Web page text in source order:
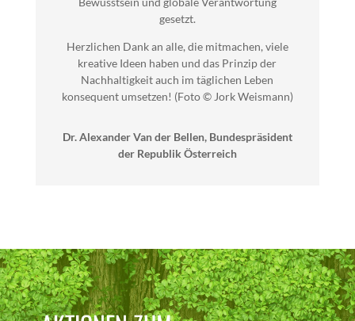
gesetzt.
Herzlichen Dank an alle, die mitmachen, viele
kreative Ideen haben und das Prinzip der
Nachhaltigkeit auch im täglichen Leben
konsequent umsetzen! (Foto © Jork Weismann)
Dr. Alexander Van der Bellen, Bundespräsident
der Republik Österreich